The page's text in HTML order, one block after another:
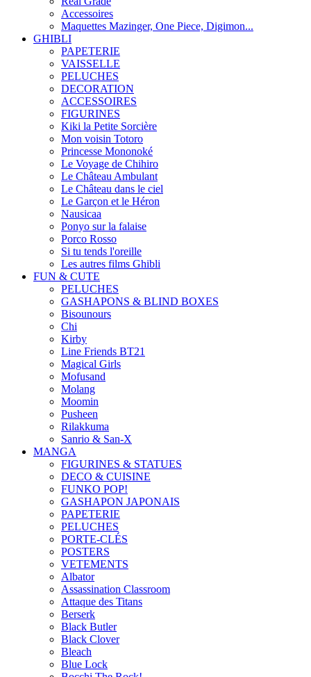
Accessoires
Maquettes Mazinger, One Piece, Digimon...
GHIBLI
PAPETERIE
VAISSELLE
PELUCHES
DECORATION
ACCESSOIRES
FIGURINES
Kiki la Petite Sorcière
Mon voisin Totoro
Princesse Mononoké
Le Voyage de Chihiro
Le Château Ambulant
Le Château dans le ciel
Le Garçon et le Héron
Nausicaa
Ponyo sur la falaise
Porco Rosso
Si tu tends l'oreille
Les autres films Ghibli
FUN & CUTE
PELUCHES
GASHAPONS & BLIND BOXES
Bisounours
Chi
Kirby
Line Friends BT21
Magical Girls
Mofusand
Molang
Moomin
Pusheen
Rilakkuma
Sanrio & San-X
MANGA
FIGURINES & STATUES
DECO & CUISINE
FUNKO POP!
GASHAPON JAPONAIS
PAPETERIE
PELUCHES
PORTE-CLÉS
POSTERS
VETEMENTS
Albator
Assassination Classroom
Attaque des Titans
Berserk
Black Butler
Black Clover
Bleach
Blue Lock